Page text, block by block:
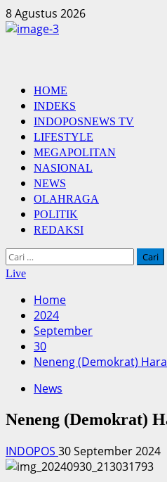
Skip
to
8 Agustus 2026
Primary
Menu
HOME
INDEKS
INDOPOSNEWS TV
LIFESTYLE
MEGAPOLITAN
NASIONAL
NEWS
OLAHRAGA
POLITIK
REDAKSI
Cari
untuk:
Live
Home
2024
September
30
Neneng (Demokrat)
News
Neneng (Demokrat)
INDOPOS 30 September 2024